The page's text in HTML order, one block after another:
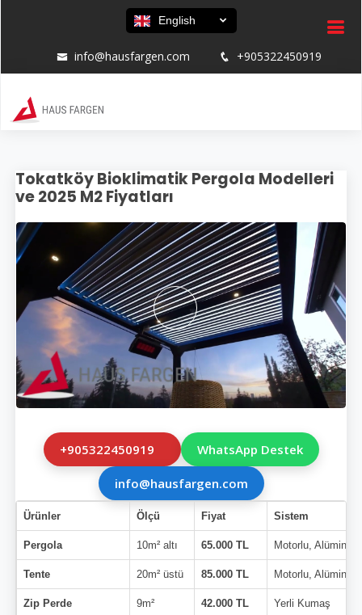
English
info@hausfargen.com +905322450919
Tokatköy Bioklimatik Pergola Modelleri
ve 2025 M2 Fiyatları
+905322450919 WhatsApp Destek
info@hausfargen.com
Ürünler Ölçü Fiyat Sistem
Pergola 10m² altı 65.000 TL Motorlu,
Tente 20m² üstü 85.000 TL Motorlu,
Zip Perde 9m² 42.000 TL Yerli Kumaş